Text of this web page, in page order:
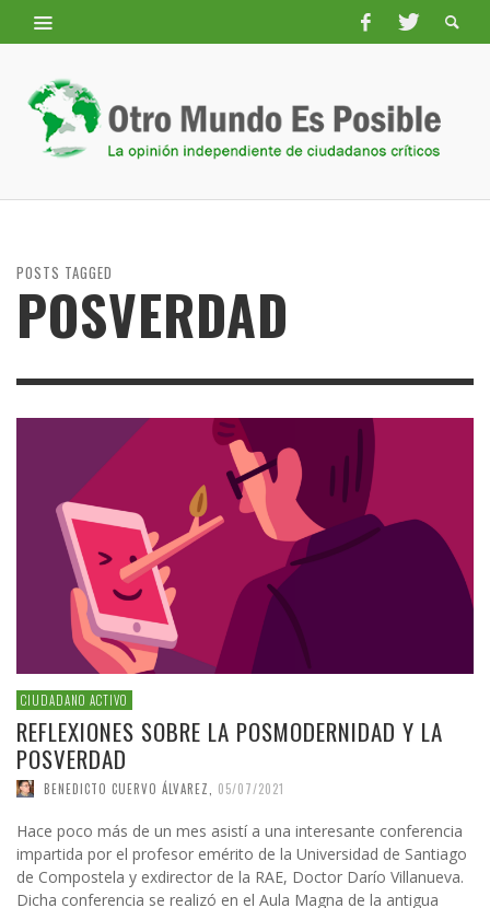
POSTS TAGGED
POSVERDAD
CIUDADANO ACTIVO
REFLEXIONES SOBRE LA POSMODERNIDAD Y LA
POSVERDAD
BENEDICTO CUERVO ÁLVAREZ 05/07/2021
Hace poco más de un mes asistí a una interesante conferencia
impartida por el profesor emérito de la Universidad de Santiago
de Compostela y exdirector de la RAE, Doctor Darío Villanueva.
Dicha conferencia se realizó en el Aula Magna de la antigua